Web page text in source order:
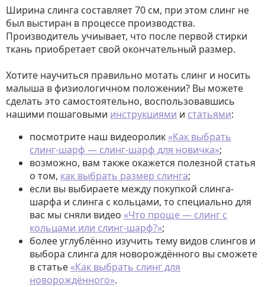
Ширина слинга составляет 70 см, при этом слинг не
был выстиран в процессе производства.
Производитель учиывает, что после первой стирки
ткань приобретает свой окончательный размер.
Хотите научиться правильно мотать слинг и носить
малыша в физиологичном положении? Вы можете
сделать это самостоятельно, воспользовавшись
нашими пошаговыми инструкциями и статьями:
посмотрите наш видеоролик «Как выбрать
слинг-шарф — слинг-шарф для новичка»;
возможно, вам также окажется полезной статья
о том, как выбрать размер слинга;
если вы выбираете между покупкой слинга-
шарфа и слинга с кольцами, то специально для
вас мы сняли видео «Что проще — слинг с
кольцами или слинг-шарф?»;
более углублённо изучить тему видов слингов и
выбора слинга для новорождённого вы сможете
в статье «Как выбрать слинг для
новорождённого».